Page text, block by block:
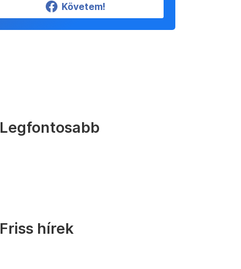
Követem!
Legfontosabb
Friss hírek